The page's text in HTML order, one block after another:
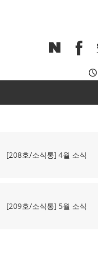
이
[208호/소식통] 4월 소식
다
[209호/소식통] 5월 소식